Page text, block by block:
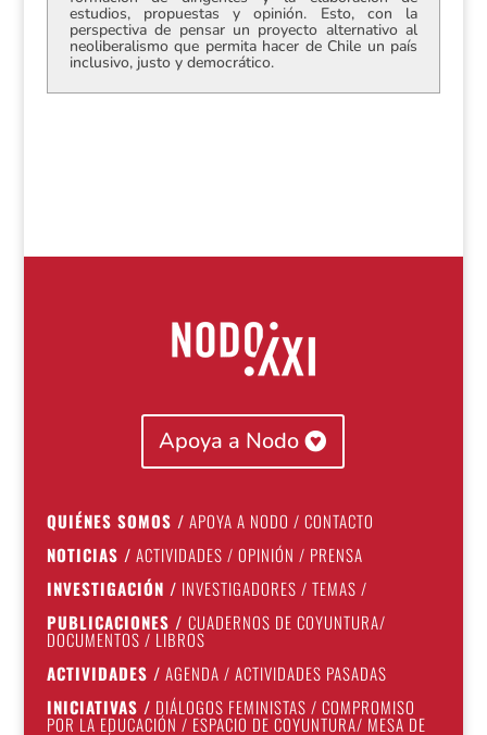
estudios, propuestas y opinión. Esto, con la
perspectiva de pensar un proyecto alternativo al
neoliberalismo que permita hacer de Chile un país
inclusivo, justo y democrático.
Apoya a Nodo
QUIÉNES SOMOS / APOYA A NODO / CONTACTO
NOTICIAS / ACTIVIDADES / OPINIÓN / PRENSA
INVESTIGACIÓN / INVESTIGADORES / TEMAS /
PUBLICACIONES / CUADERNOS DE COYUNTURA/
DOCUMENTOS / LIBROS
ACTIVIDADES / AGENDA / ACTIVIDADES PASADAS
INICIATIVAS / DIÁLOGOS FEMINISTAS / COMPROMISO
POR LA EDUCACIÓN / ESPACIO DE COYUNTURA/ MESA DE